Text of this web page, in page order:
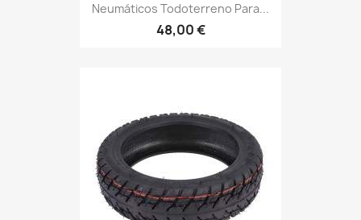
Neumáticos Todoterreno Para...
48,00 €